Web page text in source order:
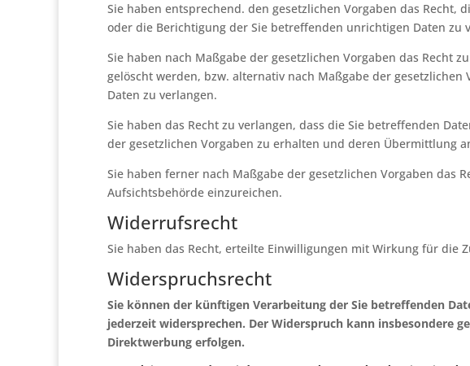
Sie haben entsprechend. den gesetzlichen Vorgaben das Recht,
oder die Berichtigung der Sie betreffenden unrichtigen Daten zu
Sie haben nach Maßgabe der gesetzlichen Vorgaben das Recht
gelöscht werden, bzw. alternativ nach Maßgabe der
Daten zu verlangen.
Sie haben das Recht zu verlangen, dass die Sie betreffenden
der gesetzlichen Vorgaben zu erhalten und deren Übermittlung
Sie haben ferner nach Maßgabe der gesetzlichen Vorgaben das
Aufsichtsbehörde einzureichen.
Widerrufsrecht
Sie haben das Recht, erteilte Einwilligungen mit Wirkung für die
Widerspruchsrecht
Sie können der künftigen Verarbeitung der Sie betreffenden
jederzeit widersprechen. Der Widerspruch kann insbesondere
Direktwerbung erfolgen.